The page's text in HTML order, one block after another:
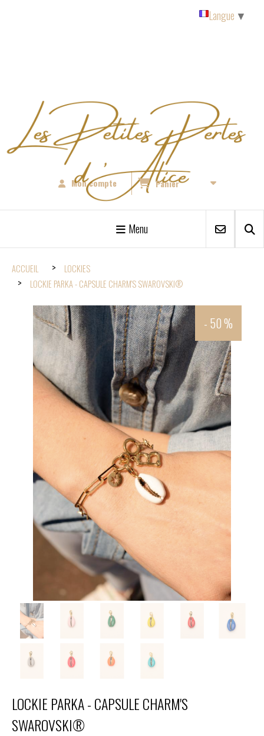
Mon compte Panier
Menu
ACCUEIL
LOCKIES
LOCKIE PARKA - CAPSULE CHARM'S SWAROVSKI®
- 50 %
LOCKIE PARKA - CAPSULE CHARM'S
SWAROVSKI®
Langue ▼